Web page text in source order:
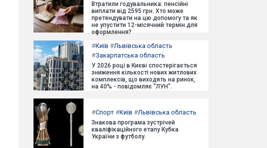
Втратили годувальника: пенсійні
виплати від 2595 грн. Хто може
претендувати на цю допомогу та як
не упустити 12-місячний термін для
оформлення?
#Київ #Львівська область
#Закарпатська область
У 2026 році в Києві спостерігається
зниження кількості нових житлових
комплексів, що виходять на ринок,
на 40% - повідомляє "ЛУН".
#Спорт #Київ #Львівська область
Знакова програма зустрічей
кваліфікаційного етапу Кубка
України з футболу.